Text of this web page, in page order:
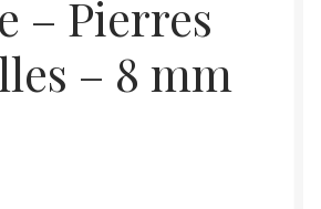
– Pierres
– 8 mm